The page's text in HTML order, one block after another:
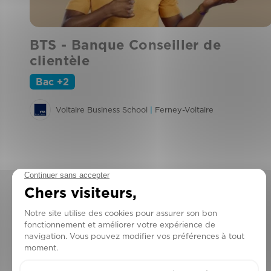
BTS - Banque Conseiller de
clientèle
Bac +2
Voltaire Business School | Ferney-Voltaire